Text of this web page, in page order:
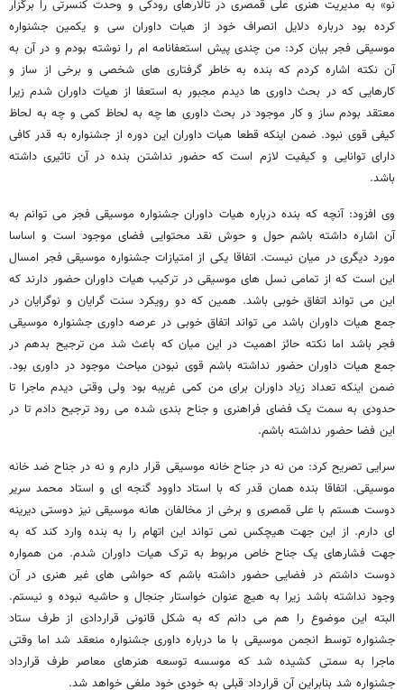
نو» به مدیریت هنری علی قمصری در تالارهای رودکی و وحدت کنسرتی را برگزار
کرده بود درباره دلایل انصراف خود از هیات داوران سی و یکمین جشنواره
موسیقی فجر بیان کرد: من چندی پیش استعفانامه ام را نوشته بودم و در آن به
آن نکته اشاره کردم که بنده به خاطر گرفتاری های شخصی و برخی از ساز و
کارهایی که در بحث داوری ها دیدم مجبور به استعفا از هیات داوران شدم زیرا
معتقد بودم ساز و کار موجود در بحث داوری ها چه به لحاظ کمی و چه به لحاظ
کیفی قوی نبود. ضمن اینکه قطعا هیات داوران این دوره از جشنواره به قدر کافی
دارای توانایی و کیفیت لازم است که حضور نداشتن بنده در آن تاثیری داشته
باشد.
وی افزود: آنچه که بنده درباره هیات داوران جشنواره موسیقی فجر می توانم به
آن اشاره داشته باشم حول و حوش نقد محتوایی فضای موجود است و اساسا
مورد دیگری در میان نیست. اتفاقا یکی از امتیازات جشنواره موسیقی فجر امسال
این است که از تمامی نسل های موسیقی در ترکیب هیات داوران حضور دارند که
این می تواند اتفاق خوبی باشد. همین که دو رویکرد سنت گرایان و نوگرایان در
جمع هیات داوران باشد می تواند اتفاق خوبی در عرصه داوری جشنواره موسیقی
فجر باشد اما نکته حائز اهمیت در این میان که باعث شد من ترجیح بدهم در
جمع هیات داوران حضور نداشته باشم قوی نبودن مباحث موجود در داوری بود.
ضمن اینکه تعداد زیاد داوران برای من کمی غریبه بود ولی وقتی دیدم ماجرا تا
حدودی به سمت یک فضای فراهنری و جناح بندی شده می رود ترجیح دادم تا در
این فضا حضور نداشته باشم.
سرایی تصریح کرد: من نه در جناح خانه موسیقی قرار دارم و نه در جناح ضد خانه
موسیقی. اتفاقا بنده همان قدر که با استاد داوود گنجه ای و استاد محمد سریر
دوست هستم با علی قمصری و برخی از مخالفان هانه موسیقی نیز دوستی دیرینه
ای دارم. از این جهت هیچکس نمی تواند این اتهام را به بنده وارد کند که به
جهت فشارهای یک جناح خاص مربوط به ترک هیات داوران شدم. من همواره
دوست داشتم در فضایی حضور داشته باشم که حواشی های غیر هنری در آن
وجود نداشته باشد زیرا به هیچ عنوان خواستار جنجال و حاشیه نبوده و نیستم.
البته این موضوع را هم می دانم که به شکل قانونی قراردادی از طرف ستاد
جشنواره توسط انجمن موسیقی با ما درباره داوری جشنواره منعقد شد اما وقتی
ماجرا به سمتی کشیده شد که موسسه توسعه هنرهای معاصر طرف قرارداد
جشنواره شد بنابراین آن قرارداد قبلی به خودی خود ملغی خواهد شد.